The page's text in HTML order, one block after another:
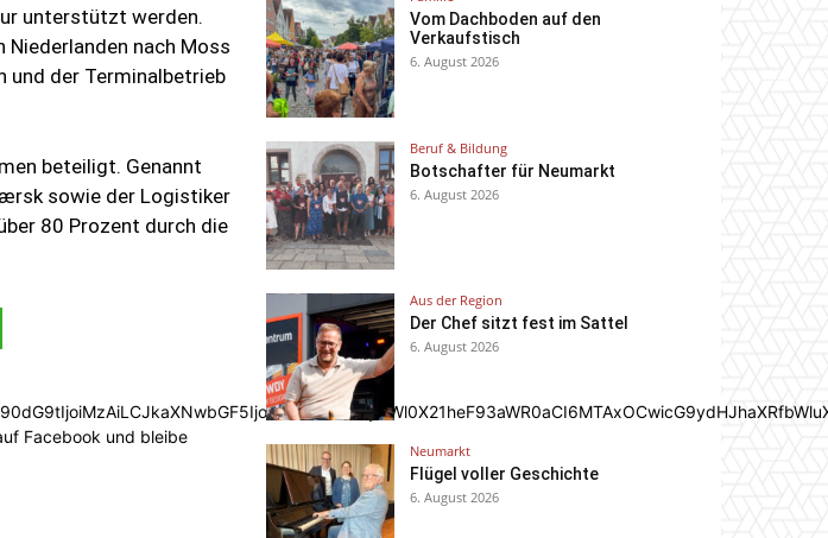
unterstützt werden.
nach Moss
und der Terminalbetrieb
beteiligt. Genannt
sowie der Logistiker
80 Prozent durch die
Facebook und bleibe
Vom Dachboden auf den
Verkaufstisch
6. August 2026
Beruf & Bildung
Botschafter für Neumarkt
6. August 2026
Aus der Region
Der Chef sitzt fest im Sattel
6. August 2026
Neumarkt
Flügel voller Geschichte
6. August 2026